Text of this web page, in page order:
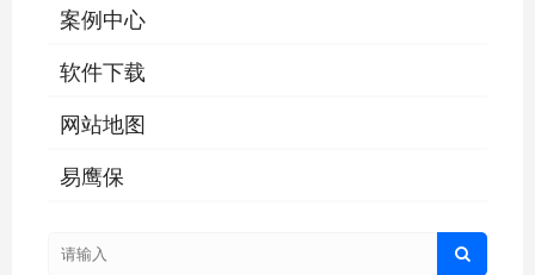
案例中心
软件下载
网站地图
易鹰保